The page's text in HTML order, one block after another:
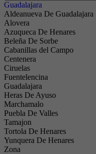
Guadalajara
Aldeanueva De Guadalajara
Alovera
Azuqueca De Henares
Beleña De Sorbe
Cabanillas del Campo
Centenera
Ciruelas
Fuentelencina
Guadalajara
Heras De Ayuso
Marchamalo
Puebla De Valles
Tamajon
Tortola De Henares
Yunquera De Henares
Zona